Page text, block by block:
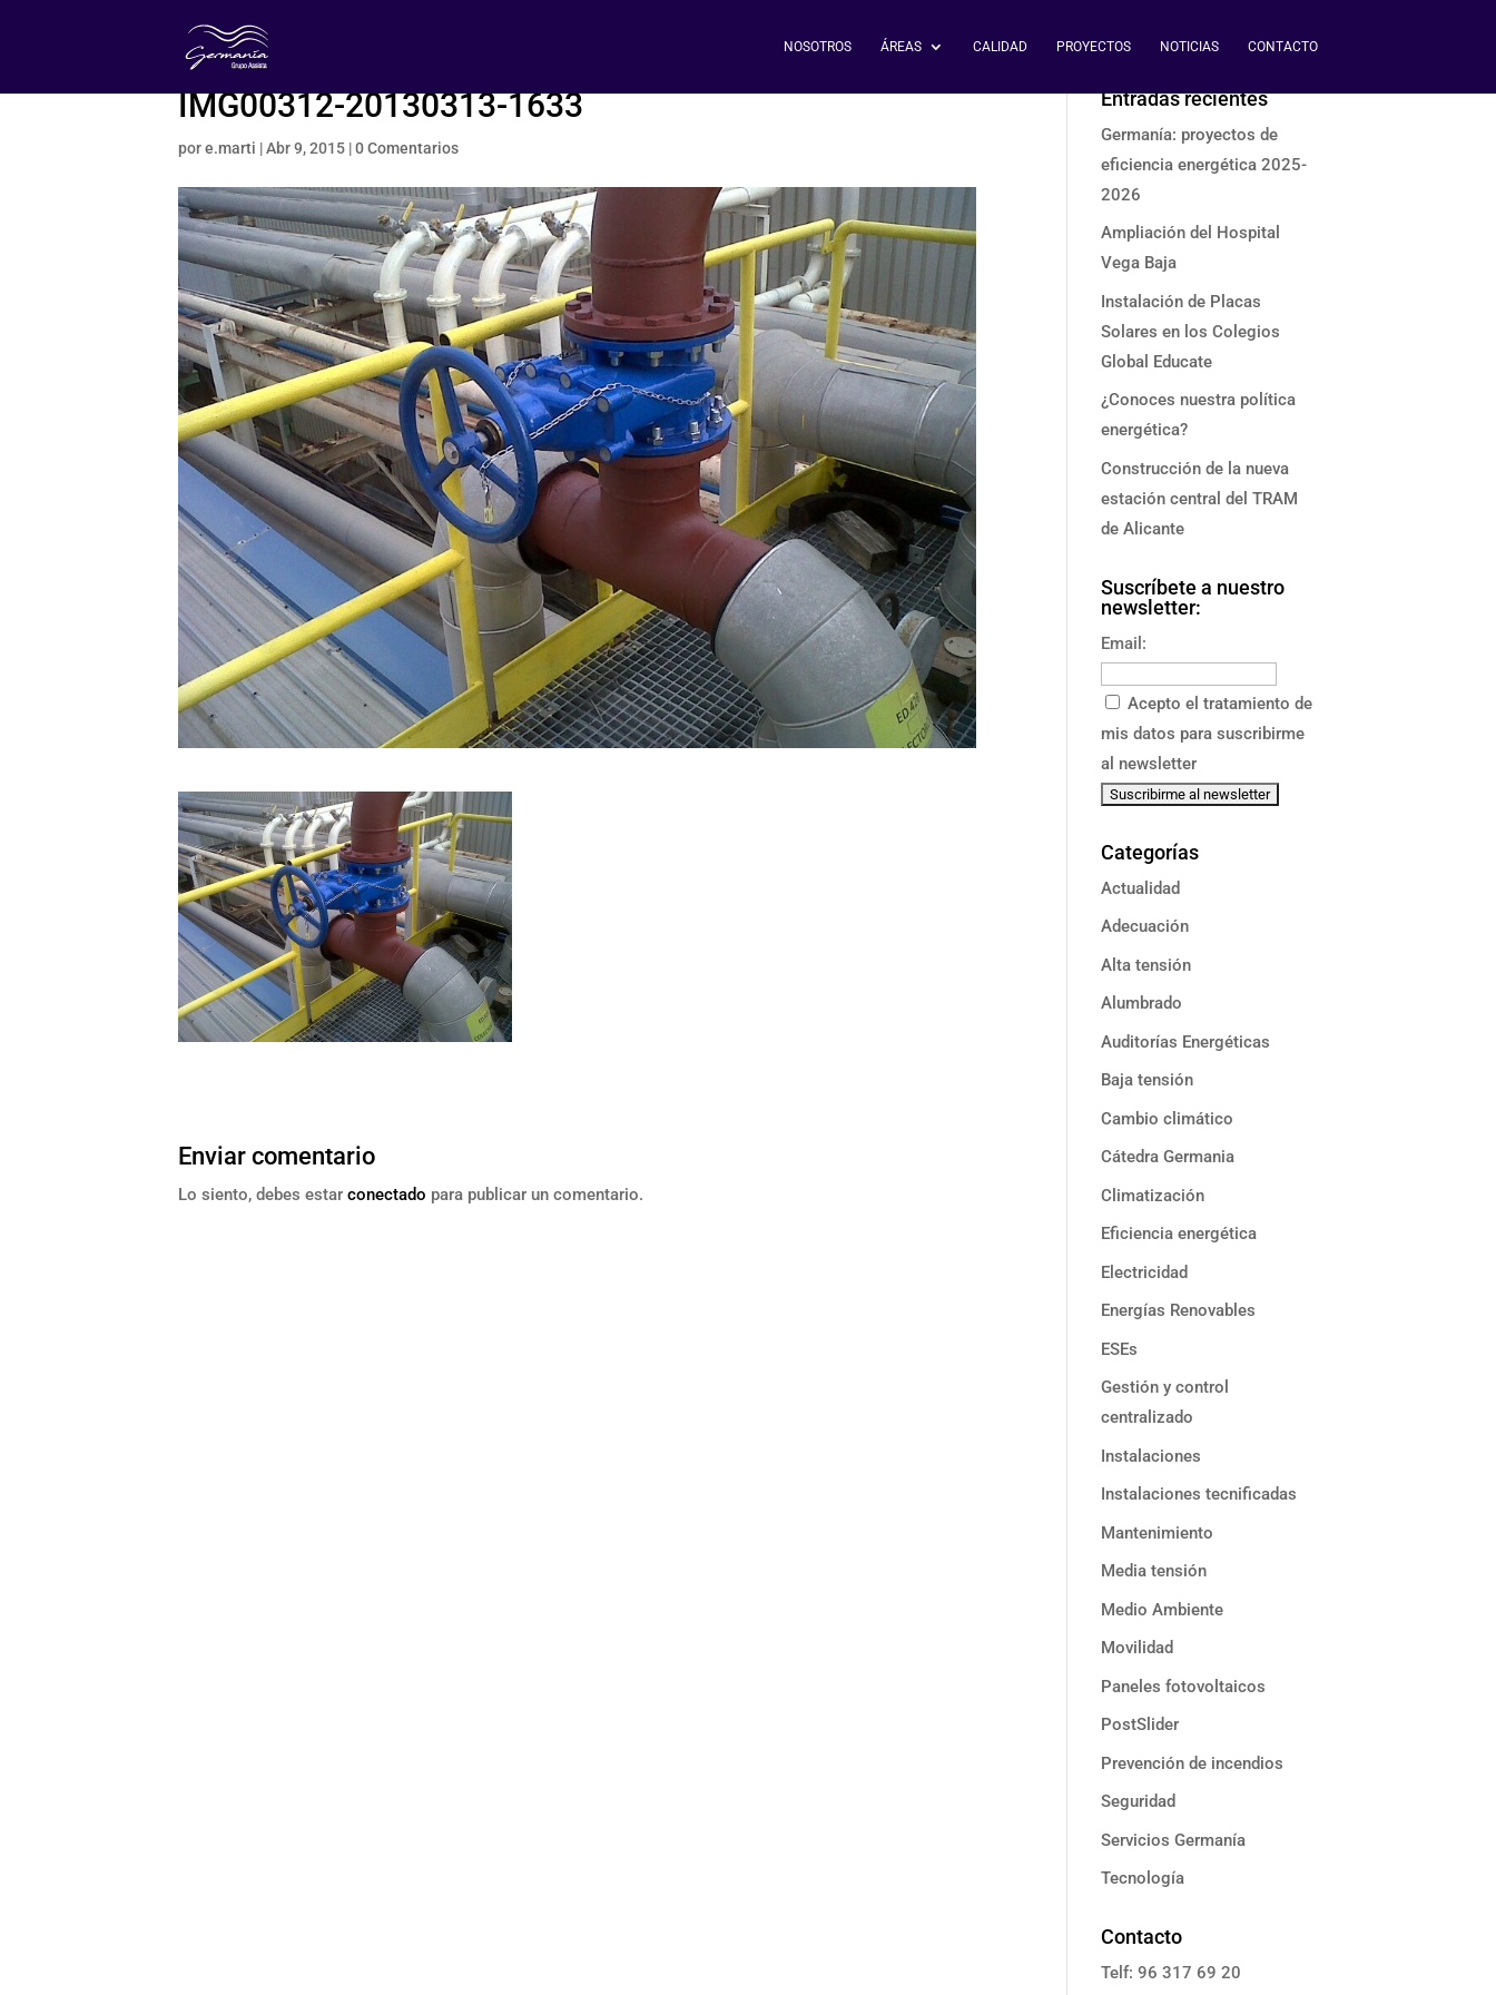
NOSOTROS ÁREAS CALIDAD PROYECTOS NOTICIAS CONTACTO
IMG00312-20130313-1633
pore.marti |Abr 9, 2015 |0 Comentarios
Enviar comentario
Lo siento, debes estar conectado para publicar un comentario.
Entradas recientes
Germanía: proyectos de
eficiencia energética 2025-
2026
Ampliación del Hospital
Vega Baja
Instalación de Placas
Solares en los Colegios
Global Educate
¿Conoces nuestra política
energética?
Construcción de la nueva
estación central del TRAM
de Alicante
Suscríbete a nuestro
newsletter:
Email:
Acepto el tratamiento de
mis datos para suscribirme
al newsletter
Categorías
Actualidad
Adecuación
Alta tensión
Alumbrado
Auditorías Energéticas
Baja tensión
Cambio climático
Cátedra Germania
Climatización
Eficiencia energética
Electricidad
Energías Renovables
ESEs
Gestión y control
centralizado
Instalaciones
Instalaciones tecnificadas
Mantenimiento
Media tensión
Medio Ambiente
Movilidad
Paneles fotovoltaicos
PostSlider
Prevención de incendios
Seguridad
Servicios Germanía
Tecnología
Contacto
Telf: 96 317 69 20